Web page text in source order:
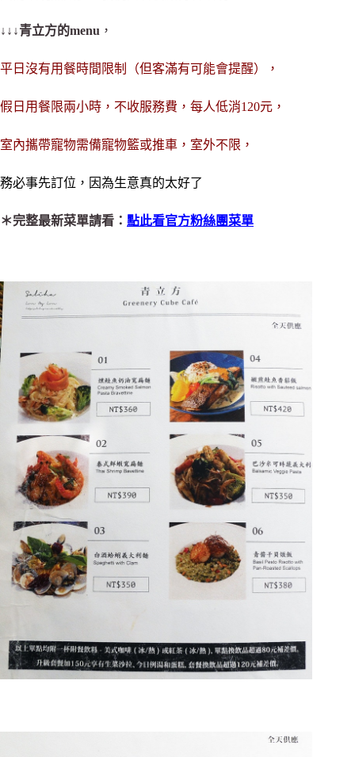
↓↓↓青立方的menu ，
平日沒有用餐時間限制（但客滿有可能會提醒），
假日用餐限兩小時，不收服務費，每人低消120元 ，
室內攜帶寵物需備寵物籃或推車，室外不限，
務必事先訂位，因為生意真的太好了
＊完整最新菜單請看： 點此看官方粉絲團菜單